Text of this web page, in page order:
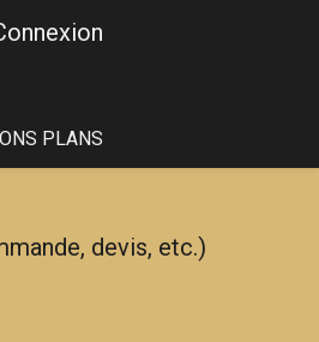
PLANS
devis, etc.)